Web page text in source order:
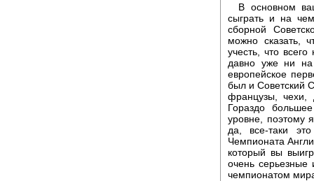
В основном
сыграть и на
сборной
можно сказать,
учесть, что
давно уже ни на
европейское
был и Советский
французы, чехи,
Гораздо
уровне, поэтому
да, все-таки
Чемпионата
который вы
очень серьезные
чемпионатом